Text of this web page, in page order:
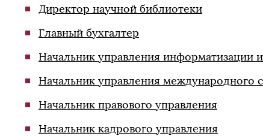
Директор научной библиотеки
Главный бухгалтер
Начальник управления информатизации
Начальник управления международного
Начальник правового управления
Начальник кадрового управления